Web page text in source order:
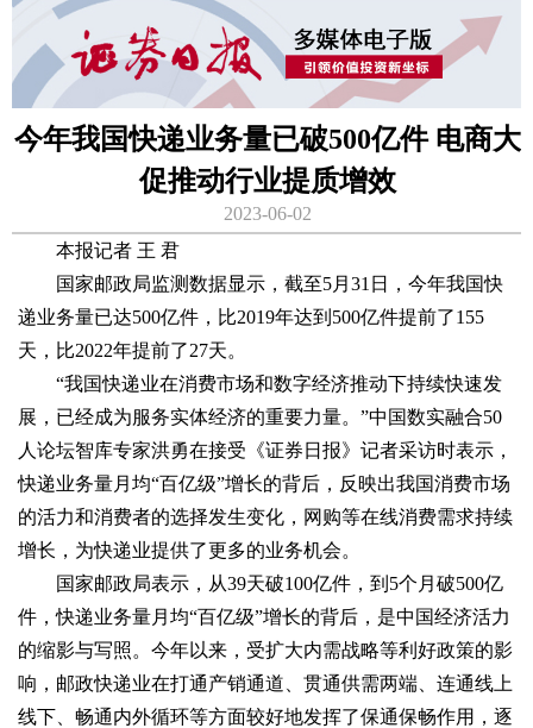
今年我国快递业务量已破500亿件 电商大
促推动行业提质增效
2023-06-02
本报记者 王 君
国家邮政局监测数据显示，截至5月31日，今年我国快
递业务量已达500亿件，比2019年达到500亿件提前了155
天，比2022年提前了27天。
“我国快递业在消费市场和数字经济推动下持续快速发
展，已经成为服务实体经济的重要力量。”中国数实融合50
人论坛智库专家洪勇在接受《证券日报》记者采访时表示，
快递业务量月均“百亿级”增长的背后，反映出我国消费市场
的活力和消费者的选择发生变化，网购等在线消费需求持续
增长，为快递业提供了更多的业务机会。
国家邮政局表示，从39天破100亿件，到5个月破500亿
件，快递业务量月均“百亿级”增长的背后，是中国经济活力
的缩影与写照。今年以来，受扩大内需战略等利好政策的影
响，邮政快递业在打通产销通道、贯通供需两端、连通线上
线下、畅通内外循环等方面较好地发挥了保通保畅作用，逐